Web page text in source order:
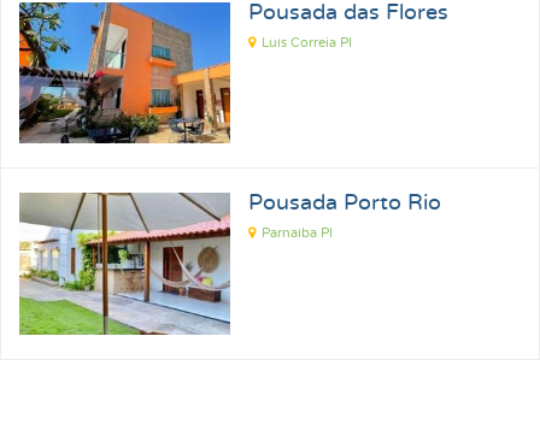
Pousada das Flores
Luís Correia PI
Pousada Porto Rio
Parnaíba PI